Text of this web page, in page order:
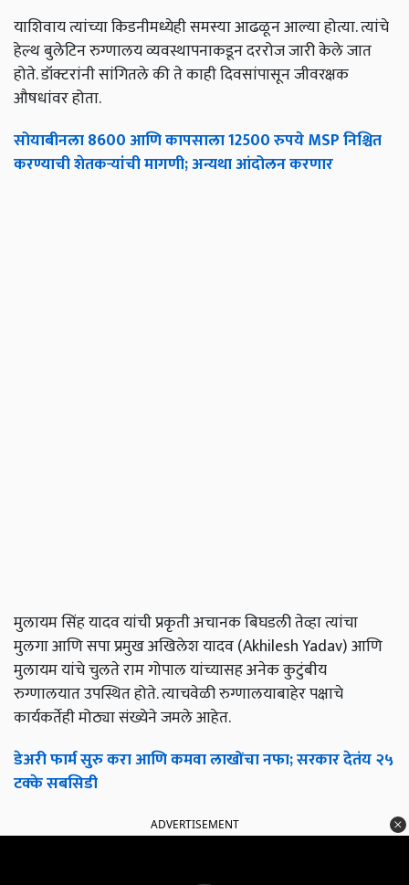
याशिवाय त्यांच्या किडनीमध्येही समस्या आढळून आल्या होत्या. त्यांचे
हेल्थ बुलेटिन रुग्णालय व्यवस्थापनाकडून दररोज जारी केले जात
होते. डॉक्टरांनी सांगितले की ते काही दिवसांपासून जीवरक्षक
औषधांवर होता.
सोयाबीनला 8600 आणि कापसाला 12500 रुपये MSP निश्चित
करण्याची शेतकऱ्यांची मागणी; अन्यथा आंदोलन करणार
मुलायम सिंह यादव यांची प्रकृती अचानक बिघडली तेव्हा त्यांचा
मुलगा आणि सपा प्रमुख अखिलेश यादव (Akhilesh Yadav) आणि
मुलायम यांचे चुलते राम गोपाल यांच्यासह अनेक कुटुंबीय
रुग्णालयात उपस्थित होते. त्याचवेळी रुग्णालयाबाहेर पक्षाचे
कार्यकर्तेही मोठ्या संख्येने जमले आहेत.
डेअरी फार्म सुरु करा आणि कमवा लाखोंचा नफा; सरकार देतंय २५
टक्के सबसिडी
ADVERTISEMENT